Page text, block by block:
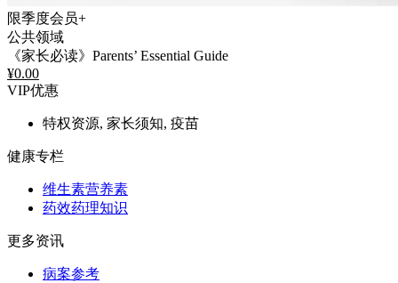
限季度会员+
公共领域
《家长必读》Parents’ Essential Guide
¥0.00
VIP优惠
特权资源, 家长须知, 疫苗
健康专栏
维生素营养素
药效药理知识
更多资讯
病案参考